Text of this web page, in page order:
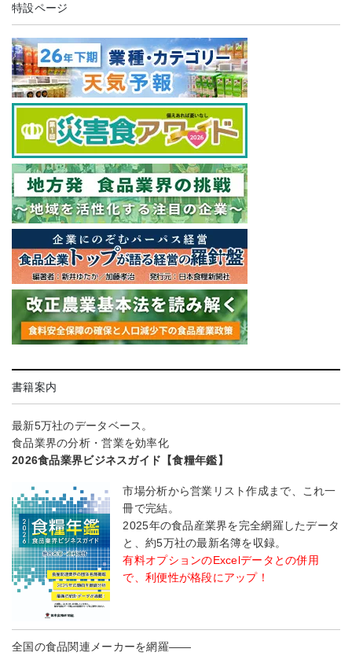
特設ページ
書籍案内
最新5万社のデータベース。
食品業界の分析・営業を効率化
2026食品業界ビジネスガイド【食糧年鑑】
市場分析から営業リスト作成まで、これ一
冊で完結。
2025年の食品産業界を完全網羅したデータ
と、約5万社の最新名簿を収録。
有料オプションのExcelデータとの併用
で、利便性が格段にアップ！
全国の食品関連メーカーを網羅――